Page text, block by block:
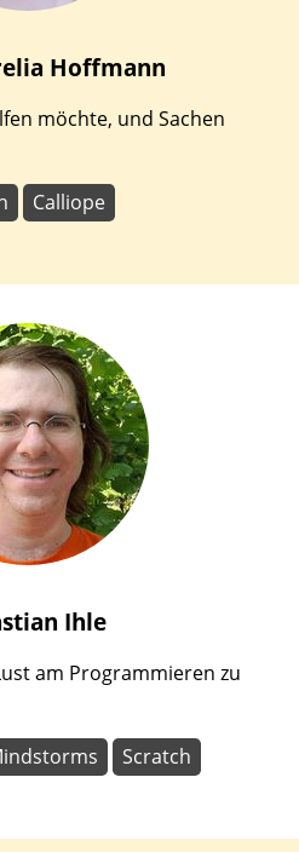
Hoffmann
möchte, und Sachen
Calliope
Ihle
am Programmieren zu
Scratch